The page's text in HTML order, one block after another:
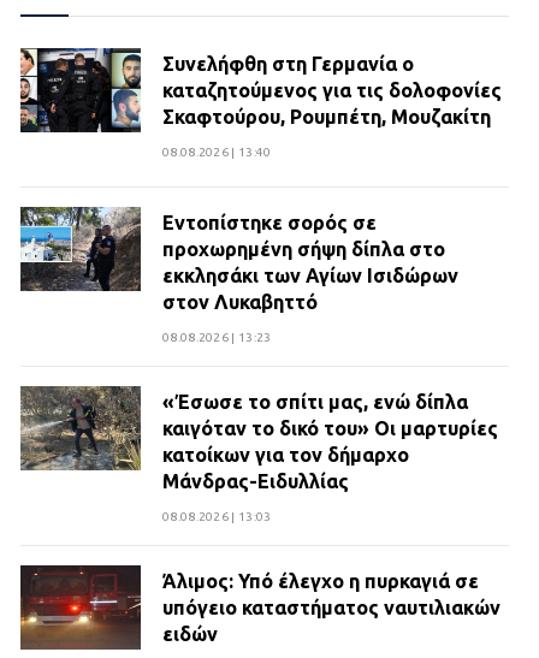
Συνελήφθη στη Γερμανία ο
καταζητούμενος για τις δολοφονίες
Σκαφτούρου, Ρουμπέτη, Μουζακίτη
08.08.2026 | 13:40
Εντοπίστηκε σορός σε
προχωρημένη σήψη δίπλα στο
εκκλησάκι των Αγίων Ισιδώρων
στον Λυκαβηττό
08.08.2026 | 13:23
«Έσωσε το σπίτι μας, ενώ δίπλα
καιγόταν το δικό του» Οι μαρτυρίες
κατοίκων για τον δήμαρχο
Μάνδρας-Ειδυλλίας
08.08.2026 | 13:03
Άλιμος: Υπό έλεγχο η πυρκαγιά σε
υπόγειο καταστήματος ναυτιλιακών
ειδών